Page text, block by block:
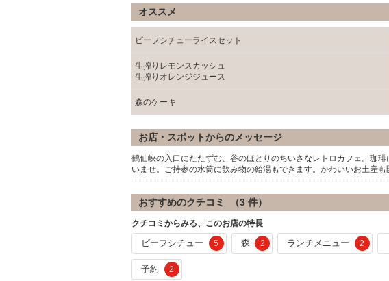
オススメ
ビーフシチューライスセット
生搾りレモンスカッシュ
生搾りオレンジジュース
森のケーキ
お店・スポットからのメッセージ
鶴仙峡の入口にたたずむ、谷のほとりのちいさなレトロカフェ。珈
いませ。ご持参の水筒に飲み物の給湯もできます。かわいいお土産も
おすすめのクチコミ （3 件）
クチコミからみる、このお店の特長
ビーフシチュー 5 森 2 ランチメニュー 2
予約 2